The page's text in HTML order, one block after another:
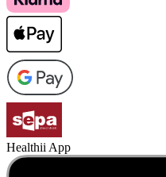
Healthii App